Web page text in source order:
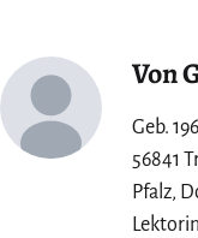
Von
Geb.
56841
Pfalz,